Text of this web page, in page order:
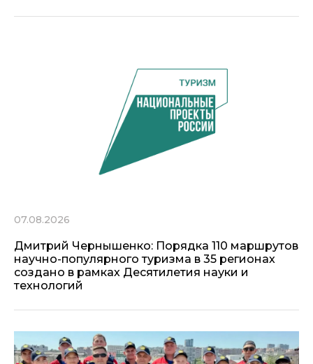
07.08.2026
Дмитрий Чернышенко: Порядка 110 маршрутов
научно-популярного туризма в 35 регионах
создано в рамках Десятилетия науки и
технологий